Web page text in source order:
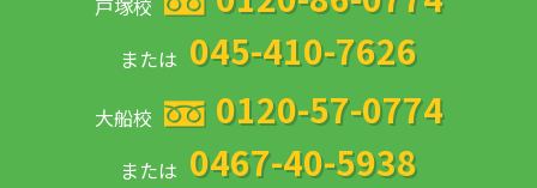
戸塚校
または 045-410-7626
大船校 0120-57-0774
または 0467-40-5938